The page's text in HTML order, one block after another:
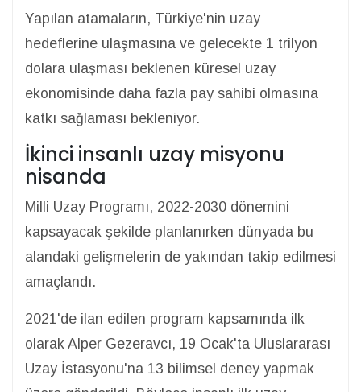
Yapılan atamaların, Türkiye'nin uzay
hedeflerine ulaşmasına ve gelecekte 1 trilyon
dolara ulaşması beklenen küresel uzay
ekonomisinde daha fazla pay sahibi olmasına
katkı sağlaması bekleniyor.
İkinci insanlı uzay misyonu
nisanda
Milli Uzay Programı, 2022-2030 dönemini
kapsayacak şekilde planlanırken dünyada bu
alandaki gelişmelerin de yakından takip edilmesi
amaçlandı.
2021'de ilan edilen program kapsamında ilk
olarak Alper Gezeravcı, 19 Ocak'ta Uluslararası
Uzay İstasyonu'na 13 bilimsel deney yapmak